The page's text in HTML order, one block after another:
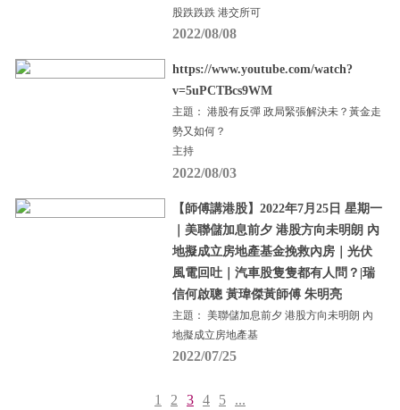
股跌跌跌 港交所可
2022/08/08
https://www.youtube.com/watch?
v=5uPCTBcs9WM
主題： 港股有反彈 政局緊張解決未？黃金走
勢又如何？
主持
2022/08/03
【師傅講港股】2022年7月25日 星期一
｜美聯儲加息前夕 港股方向未明朗 內
地擬成立房地產基金挽救內房｜光伏
風電回吐｜汽車股隻隻都有人問？|瑞
信何啟聰 黃瑋傑黃師傅 朱明亮
主題： 美聯儲加息前夕 港股方向未明朗 內
地擬成立房地產基
2022/07/25
1 2 3 4 5 ...